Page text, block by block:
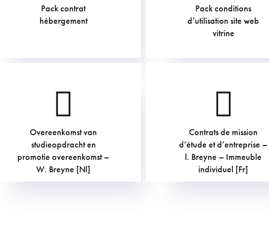
Pack contrat
hébergement
Pack conditions
d’utilisation site web
vitrine
453.75€
Overeenkomst van
studieopdracht en
promotie overeenkomst –
W. Breyne [Nl]
907.5
Contrats de mission
d’étude et d’entreprise –
l. Breyne – Immeuble
individuel [Fr]
907.5 €